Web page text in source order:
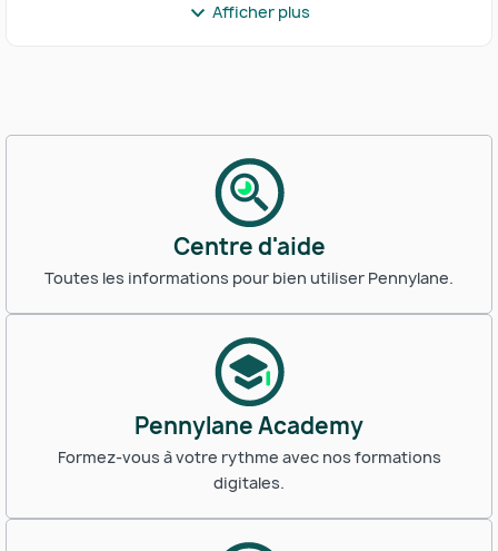
Afficher plus
Centre d'aide
Toutes les informations pour bien utiliser Pennylane.
Pennylane Academy
Formez-vous à votre rythme avec nos formations
digitales.